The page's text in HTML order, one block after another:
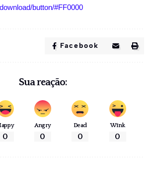
button/#FF0000
Facebook
Sua reação:
0
Angry
0
Dead
0
Wink
0